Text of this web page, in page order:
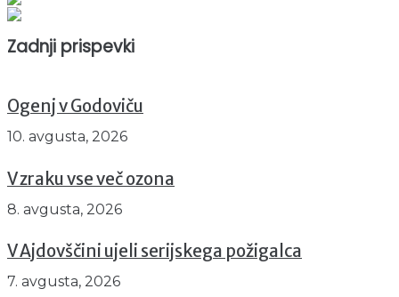
Zadnji prispevki
Ogenj v Godoviču
10. avgusta, 2026
V zraku vse več ozona
8. avgusta, 2026
V Ajdovščini ujeli serijskega požigalca
7. avgusta, 2026